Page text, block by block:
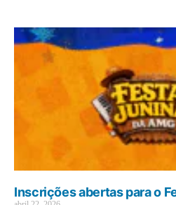
Inscrições abertas para o